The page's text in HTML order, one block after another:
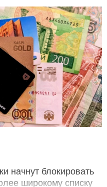
начнут блокировать
широкому списку